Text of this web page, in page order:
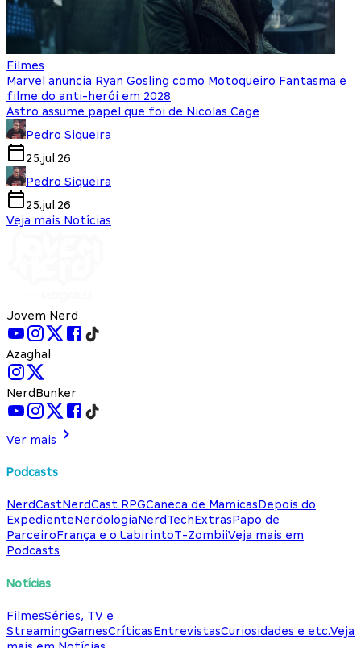
Filmes
Marvel anuncia Ryan Gosling como Motoqueiro Fantasma e
filme do anti-herói em 2028
Astro assume papel que foi de Nicolas Cage
Pedro Siqueira
25.jul.26
Pedro Siqueira
25.jul.26
Veja mais Notícias
Jovem Nerd
Azaghal
NerdBunker
Ver mais
Podcasts
NerdCastNerdCast RPGCaneca de MamicasDepois do
ExpedienteNerdologiaNerdTechExtrasPapo de
ParceiroFrança e o LabirintoT-ZombiiVeja mais em
Podcasts
Notícias
FilmesSéries, TV e
StreamingGamesCríticasEntrevistasCuriosidades e etc.Veja